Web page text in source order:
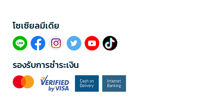
โซเซียลมีเดีย​
รองรับการชำระเงิน